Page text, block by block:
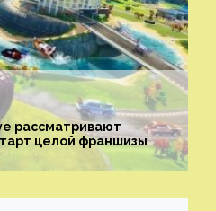
рассматривают
целой франшизы